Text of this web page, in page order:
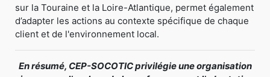
sur la Touraine et la Loire-Atlantique, permet également
d’adapter les actions au contexte spécifique de chaque
client et de l'environnement local.
En résumé, CEP-SOCOTIC privilégie une organisation